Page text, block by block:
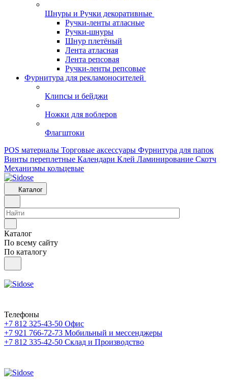
Шнуры и Ручки декоративные
Ручки-ленты атласные
Ручки-шнуры
Шнур плетёный
Лента атласная
Лента репсовая
Ручки-ленты репсовые
Фурнитура для рекламоносителей
Клипсы и бeйджи
Ножки для воблеров
Флагштоки
POS материалы Торговые аксессуары Фурнитура для папок
Винты переплетные Календари Клей Ламинирование Скотч
Механизмы кольцевые
Каталог
Каталог
По всему сайту
По каталогу
Телефоны
+7 812 325-43-50 Офис
+7 921 766-72-73 Мобильный и мессенджеры
+7 812 335-42-50 Склад и Производство